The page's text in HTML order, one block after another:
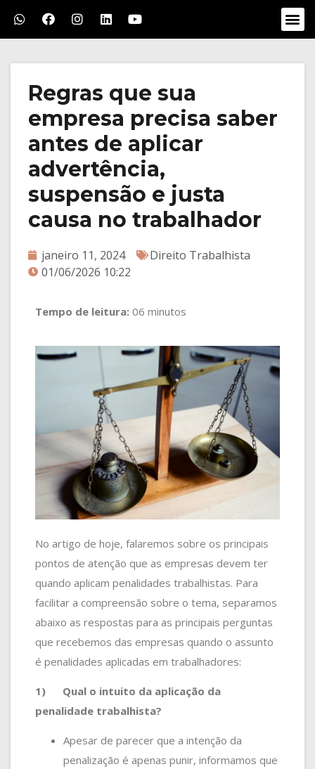
Regras que sua
empresa precisa saber
antes de aplicar
advertência,
suspensão e justa
causa no trabalhador
janeiro 11, 2024
Direito Trabalhista
01/06/2026 10:22
Tempo de leitura: 06 minutos
No artigo de hoje, falaremos sobre os principais
pontos de atenção que as empresas devem ter
quando aplicam penalidades trabalhistas. Para
facilitar a compreensão sobre o tema, separamos
abaixo as respostas para as principais perguntas
que recebemos das empresas quando o assunto
é penalidades aplicadas em trabalhadores:
1) Qual o intuito da aplicação da
penalidade trabalhista?
Apesar de parecer que a intenção da
penalização é apenas punir, informamos que